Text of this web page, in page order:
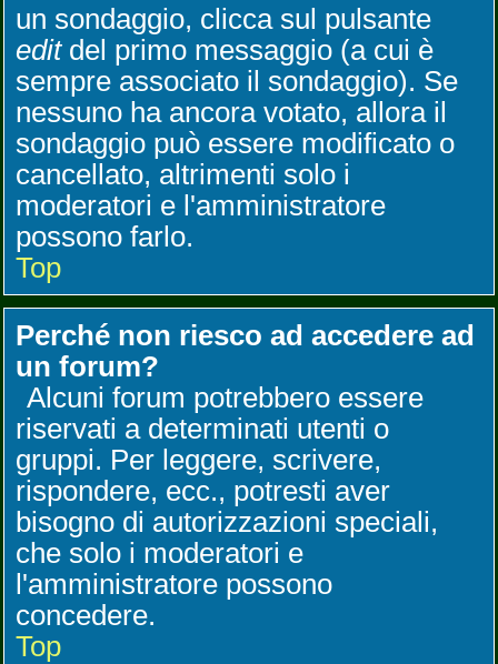
un sondaggio, clicca sul pulsante
editdel primo messaggio (a cui è
sempre associato il sondaggio). Se
nessuno ha ancora votato, allora il
sondaggio può essere modificato o
cancellato, altrimenti solo i
moderatori e l'amministratore
possono farlo.
Top
Perché non riesco ad accedere ad
un forum?
Alcuni forum potrebbero essere
riservati a determinati utenti o
gruppi. Per leggere, scrivere,
rispondere, ecc., potresti aver
bisogno di autorizzazioni speciali,
che solo i moderatori e
l'amministratore possono
concedere.
Top